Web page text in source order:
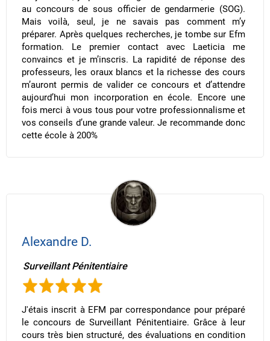
au concours de sous officier de gendarmerie (SOG).
Mais voilà, seul, je ne savais pas comment m’y
préparer. Après quelques recherches, je tombe sur Efm
formation. Le premier contact avec Laeticia me
convaincs et je m’inscris. La rapidité de réponse des
professeurs, les oraux blancs et la richesse des cours
m’auront permis de valider ce concours et d’attendre
aujourd’hui mon incorporation en école. Encore une
fois merci à vous tous pour votre professionnalisme et
vos conseils d’une grande valeur. Je recommande donc
cette école à 200%
Alexandre D.
Surveillant Pénitentiaire
J'étais inscrit à EFM par correspondance pour préparé
le concours de Surveillant Pénitentiaire. Grâce à leur
cours très bien structuré, des évaluations en condition